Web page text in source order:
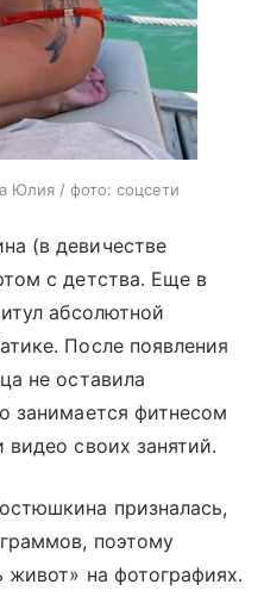
Юлия / фото: соцсети
(в девичестве
с детства. Еще в
абсолютной
После появления
не оставила
занимается фитнесом
своих занятий.
призналась,
поэтому
живот» на фотографиях.